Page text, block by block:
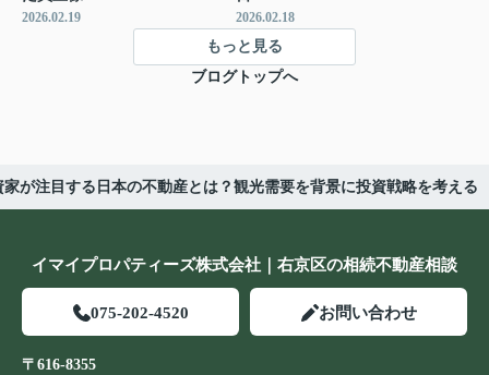
2026.02.19 2026.02.18
もっと見る
ブログトップへ
家が注目する日本の不動産とは？観光需要を背景に投資戦略を考える
イマイプロパティーズ株式会社｜右京区の相続不動産相談
075-202-4520 お問い合わせ
〒616-8355